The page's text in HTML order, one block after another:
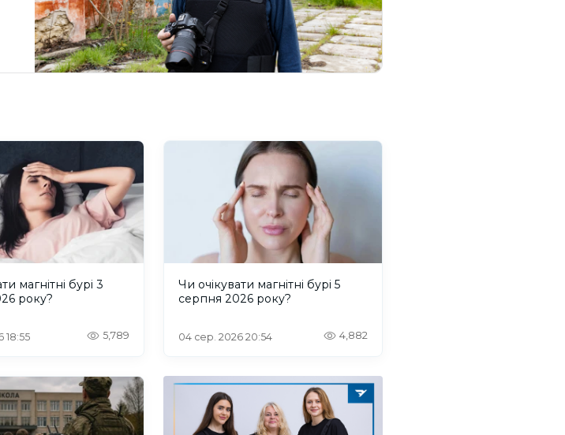
магнітні бурі 3
року?
18:55 5,789
Чи очікувати магнітні бурі 5
серпня 2026 року?
04 сер. 2026 20:54 4,882